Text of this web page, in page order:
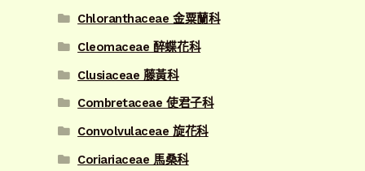
Chloranthaceae 金粟蘭科
Cleomaceae 醉蝶花科
Clusiaceae 藤黃科
Combretaceae 使君子科
Convolvulaceae 旋花科
Coriariaceae 馬桑科